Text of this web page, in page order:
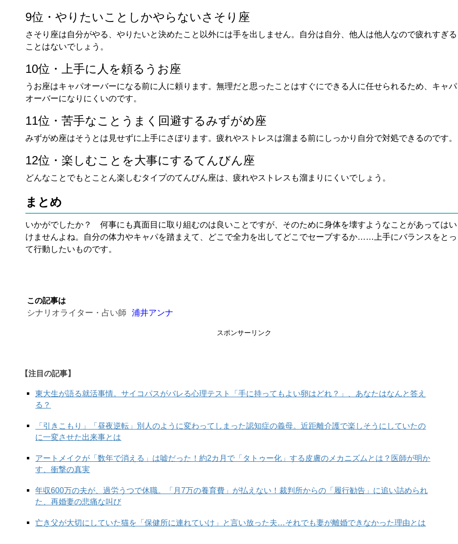
9位・やりたいことしかやらないさそり座
さそり座は自分がやる、やりたいと決めたこと以外には手を出しません。自分は自分、他人は他人なので疲れすぎる
ことはないでしょう。
10位・上手に人を頼るうお座
うお座はキャパオーバーになる前に人に頼ります。無理だと思ったことはすぐにできる人に任せられるため、キャパ
オーバーになりにくいのです。
11位・苦手なことうまく回避するみずがめ座
みずがめ座はそうとは見せずに上手にさぼります。疲れやストレスは溜まる前にしっかり自分で対処できるのです。
12位・楽しむことを大事にするてんびん座
どんなことでもとことん楽しむタイプのてんびん座は、疲れやストレスも溜まりにくいでしょう。
まとめ
いかがでしたか？ 何事にも真面目に取り組むのは良いことですが、そのために身体を壊すようなことがあってはい
けませんよね。自分の体力やキャパを踏まえて、どこで全力を出してどこでセーブするか……上手にバランスをとっ
て行動したいものです。
この記事は
シナリオライター・占い師 浦井アンナ
スポンサーリンク
【注目の記事】
東大生が語る就活事情。サイコパスがバレる心理テスト「手に持ってもよい卵はどれ？」、あなたはなんと答え
る？
「引きこもり」「昼夜逆転」別人のように変わってしまった認知症の義母。近距離介護で楽しそうにしていたの
に一変させた出来事とは
アートメイクが「数年で消える」は嘘だった！約2カ月で「タトゥー化」する皮膚のメカニズムとは？医師が明か
す、衝撃の真実
年収600万の夫が、過労うつで休職。「月7万の養育費」が払えない！裁判所からの「履行勧告」に追い詰められ
た、再婚妻の悲痛な叫び
亡き父が大切にしていた猫を「保健所に連れていけ」と言い放った夫…それでも妻が離婚できなかった理由とは